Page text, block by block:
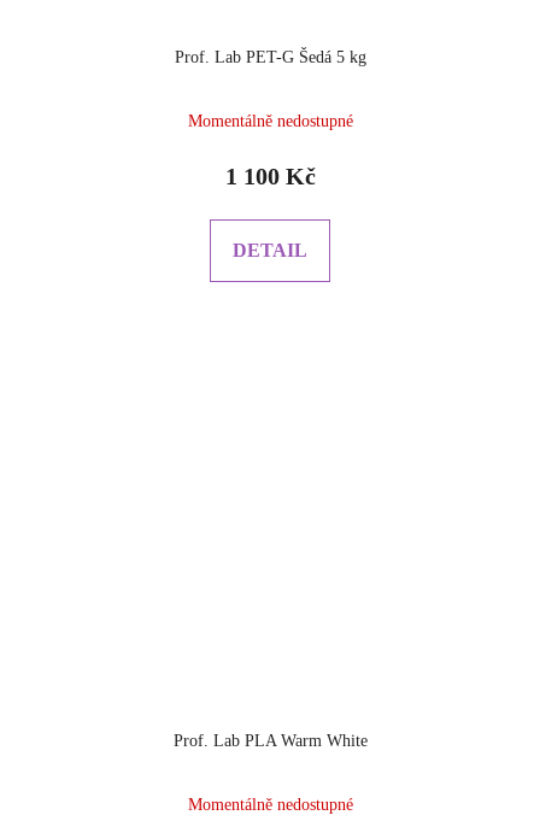
Prof. Lab PET-G Šedá 5 kg
Momentálně nedostupné
1 100 Kč
DETAIL
Prof. Lab PLA Warm White
Momentálně nedostupné